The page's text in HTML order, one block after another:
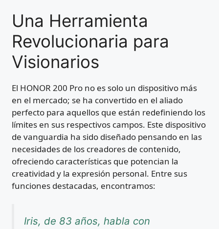
Una Herramienta
Revolucionaria para
Visionarios
El HONOR 200 Pro no es solo un dispositivo más
en el mercado; se ha convertido en el aliado
perfecto para aquellos que están redefiniendo los
límites en sus respectivos campos. Este dispositivo
de vanguardia ha sido diseñado pensando en las
necesidades de los creadores de contenido,
ofreciendo características que potencian la
creatividad y la expresión personal. Entre sus
funciones destacadas, encontramos:
Iris, de 83 años, habla con